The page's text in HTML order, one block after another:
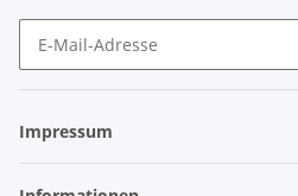
Impressum